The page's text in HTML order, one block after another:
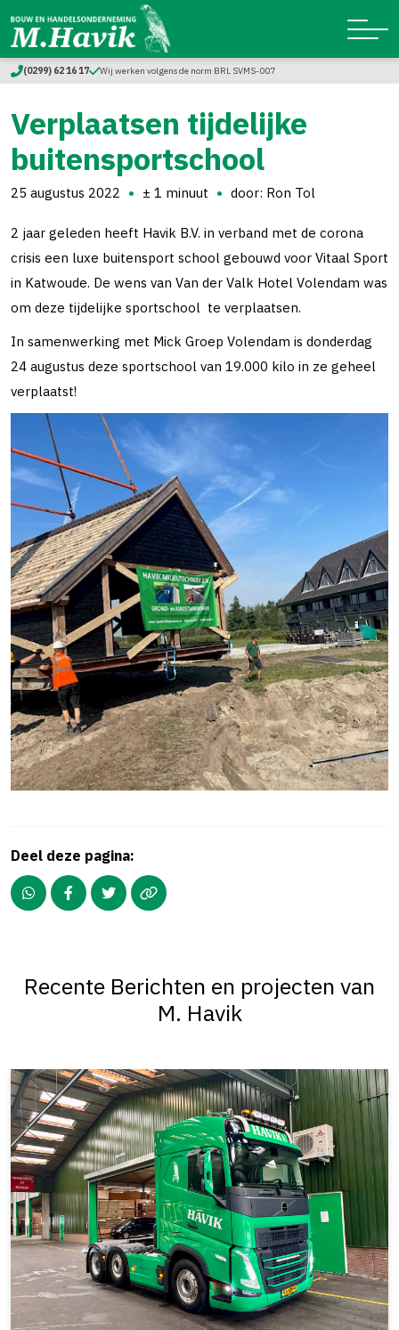
(0299) 62 16 17 Wij werken volgens de norm BRL SVMS-007
Verplaatsen tijdelijke
buitensportschool
25 augustus 2022 ± 1 minuut door: Ron Tol
2 jaar geleden heeft Havik B.V. in verband met de corona
crisis een luxe buitensport school gebouwd voor Vitaal Sport
in Katwoude. De wens van Van der Valk Hotel Volendam was
om deze tijdelijke sportschool te verplaatsen.
In samenwerking met Mick Groep Volendam is donderdag
24 augustus deze sportschool van 19.000 kilo in ze geheel
verplaatst!
Deel deze pagina:
Recente Berichten en projecten van
M. Havik